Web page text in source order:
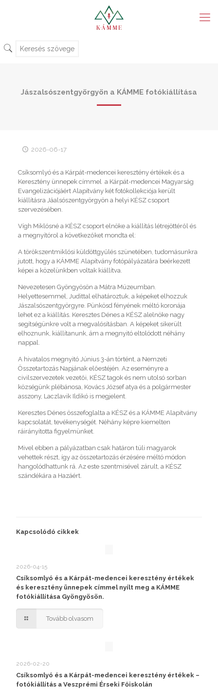
Jászalsószentgyörgyön a KÁMME fotókiállítása
2026-06-17
Csíksomlyó és a Kárpát-medencei keresztény értékek és a
Keresztény ünnepek címmel a Kárpát-medencei Magyarság
Evangelizációjáért Alapítvány két fotókollekciója került
kiállításra Jáalsószentgyörgyön a helyi KÉSZ csoport
szervezésében.
Vígh Miklósné a KÉSZ csoport elnöke a kiállítás létrejöttéről és
a megnyítórol a következőket mondta el:
A törökszentmiklósi küldöttgyűlés szünetében, tudomásunkra
jutott, hogy a KÁMME Alapítvány fotópályázatára beérkezett
képei a közelünkben voltak kiállítva.
Nevezetesen Gyöngyösön a Mátra Múzeumban.
Helyettesemmel, Judittal elhatároztuk, a képeket elhozzuk
Jászalsószentgyörgyre. Pünkösd fényének méltó koronája
lehet ez a kiállítás. Keresztes Dénes a KÉSZ alelnöke nagy
segítségünkre volt a megvalósításban. A képeket sikerült
elhoznunk, kiállítanunk, ám a megnyitó eltolódott néhány
nappal.
A hivatalos megnyitó Június 3-án történt, a Nemzeti
Összetartozás Napjának előestéjén. Az eseményre a
civilszervezetek vezetői, KÉSZ tagok és nem utolsó sorban
községünk plébánosa, Kovács József atya és a polgármester
asszony, Laczlavik Ildikó is megjelent.
Keresztes Dénes összefoglalta a KÉSZ és a KÁMME Alapítvány
kapcsolatát, tevékenységét. Néhány képre kiemelten
ráirányította figyelmünket.
Mivel ebben a pályázatban csak határon túli magyarok
vehettek részt, így az összetartozás érzésére méltó módon
hangolódhattunk rá. Az este szentmisével zárult, a KÉSZ
szándékára a Hazáért.
Kapcsolódó cikkek
2026-04-15
Csíksomlyó és a Kárpát-medencei keresztény értékek
és keresztény ünnepek címmel nyílt meg a KÁMME
fotókiállítása Gyöngyösön.
Tovább olvasom
2026-02-20
Csíksomlyó és a Kárpát-medencei keresztény értékek –
fotókiállítás a Veszprémi Érseki Főiskolán